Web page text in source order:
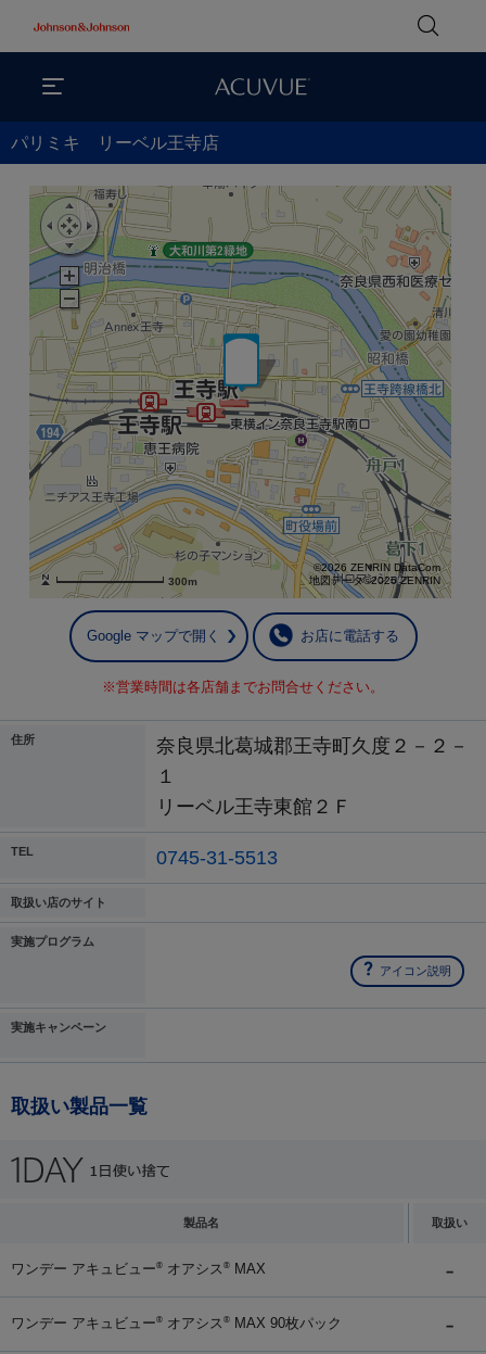
パリミキ リーベル王寺店
300m
©2026 ZENRIN DataCom
地図データ©2026 ZENRIN
Google マップで開く お店に電話する
※営業時間は各店舗までお問合せください。
住所
奈良県北葛城郡王寺町久度２－２－
１
リーベル王寺東館２Ｆ
TEL 0745-31-5513
取扱い店のサイト
実施プログラム
アイコン説明
実施キャンペーン
取扱い製品一覧
製品名 取扱い
ワンデー アキュビュー® オアシス ® MAX
ワンデー アキュビュー® オアシス ® MAX 90枚パック